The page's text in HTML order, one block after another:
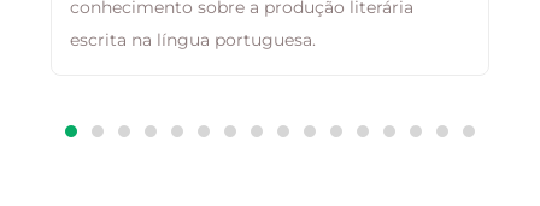
conhecimento sobre a produção literária
escrita na língua portuguesa.